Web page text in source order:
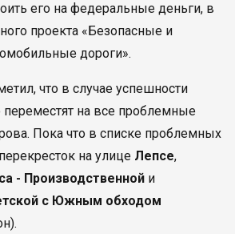
его на федеральные деньги, в
проекта «Безопасные и
дороги».
что в случае успешности
переместят на все проблемные
Пока что в списке проблемных
на улице Лепсе,
- Производственной и
с Южным обходом